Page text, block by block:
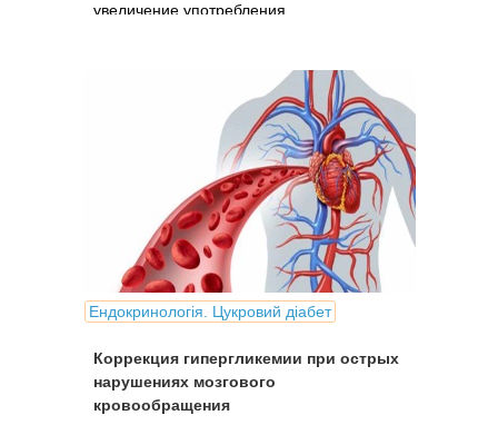
увеличение употребления
Ендокринологія. Цукровий діабет
Коррекция гипергликемии при острых
нарушениях мозгового
кровообращения